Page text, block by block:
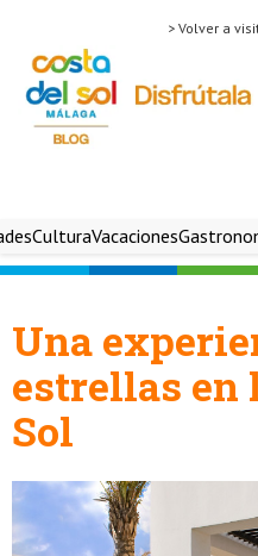
> Volver a
CulturaVacaciones
Una
estrellas en
Sol